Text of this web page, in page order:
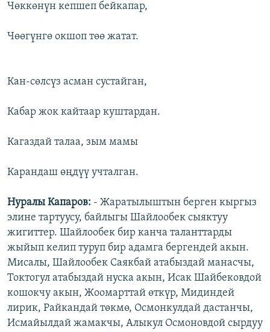
Чөккөнүн кепшеп бейкапар,
Чөөгүнгө окшоп төө жатат.
Кан-сөлсүз асман сустайган,
Кабар жок кайтаар куштардан.
Кагаздай талаа, зым мамы
Карандаш өңдүү учталган.
Нуралы Капаров: - Жаратылыштын берген кыргыз
элине тартуусу, байлыгы Шайлообек сыяктуу
жигиттер. Шайлообек бир канча таланттарды
жыйып келип туруп бир адамга бергендей акын.
Мисалы, Шайлообек Саякбай атабыздай манасчы,
Токтогул атабыздай нуска акын, Исак Шайбековдой
кошокчу акын, Жоомарттай өткүр, Мидиндей
лирик, Райкандай төкмө, Осмонкулдай дастанчы,
Исмайылдай жамакчы, Алыкул Осмоновдой сырдуу